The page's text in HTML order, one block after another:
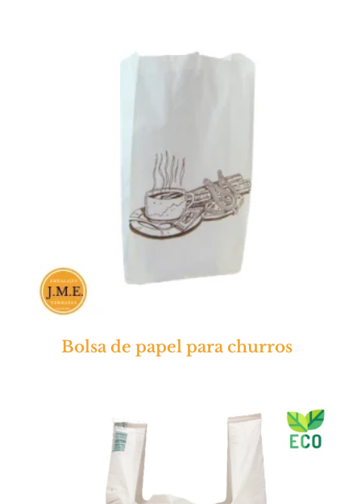
Bolsa de papel para churros